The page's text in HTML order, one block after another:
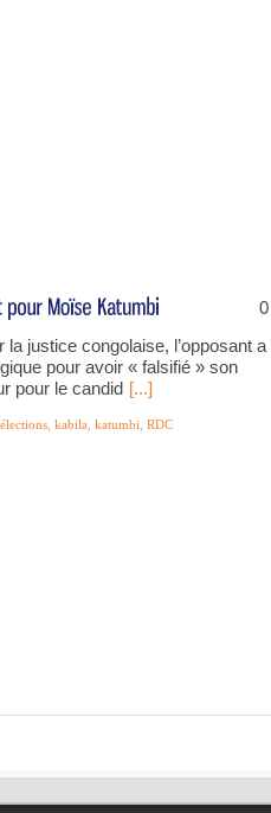
0
justice congolaise, l’opposant a
pour avoir « falsifié » son
pour le candid [...]
élections kabila katumbi RDC